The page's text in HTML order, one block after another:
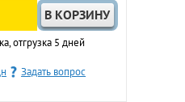
отгрузка 5 дней
Задать вопрос